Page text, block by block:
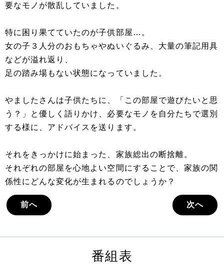
要なモノが散乱していました。
特に困り果てていたのが子供部屋…。
女の子３人分のおもちゃやぬいぐるみ、大量の筆記用具
などが溢れ返り、
足の踏み場もない状態になっていました。
やましたさんは子供たちに、「この部屋で遊びたいと思
う？」と優しく語りかけ、必要なモノを自分たちで選別
する様に、アドバイスを送ります。
それをきっかけに始まった、家族総出の断捨離。
それぞれの部屋を心地よい空間にすることで、家族の関
係性にどんな変化が生まれるのでしょうか？
前へ 次へ
番組表